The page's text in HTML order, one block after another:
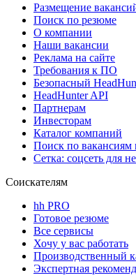
Размещение
Поиск по резюме
О компании
Наши вакансии
Реклама на сайте
Требования к ПО
Безопасный
HeadHunter API
Партнерам
Инвесторам
Каталог компаний
Поиск по вакансиям
Сетка: соцсеть для
Соискателям
hh PRO
Готовое резюме
Все сервисы
Хочу у вас работать
Производственный
Экспертная